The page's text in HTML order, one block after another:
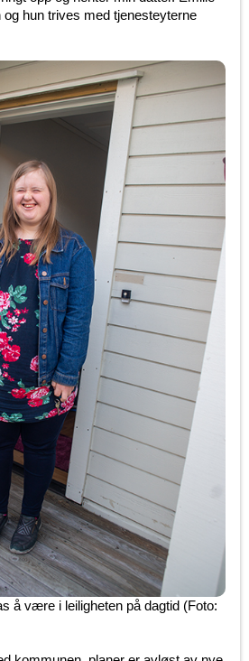
hun trives med tjenesteyterne
å være i leiligheten på dagtid (Foto: